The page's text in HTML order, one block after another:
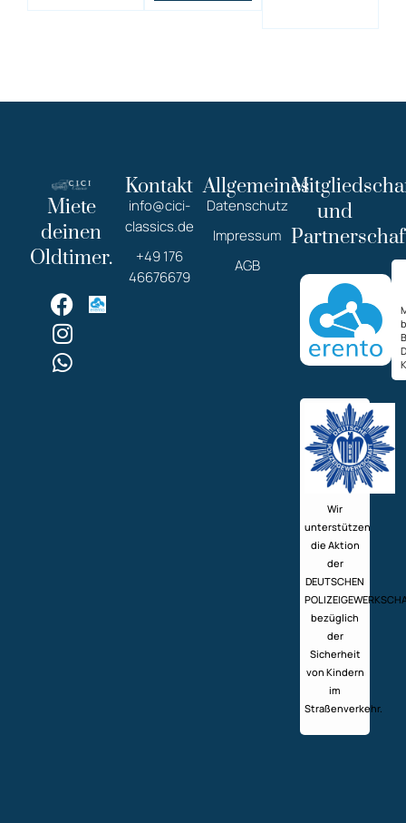
Miete
deinen
Oldtimer.
Kontakt
info@cici-
classics.de
+49 176
46676679
Allgemeines
Datenschutz
Impressum
AGB
und
Wir
unterstützen
die Aktion
der
DEUTSCHEN
bezüglich
der
Sicherheit
von Kindern
im
Straßenverkehr.